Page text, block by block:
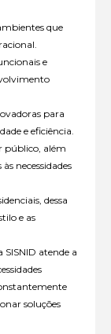
que
e
para
e eficiência.
público, além
necessidades
dessa
e as
atende a
soluções